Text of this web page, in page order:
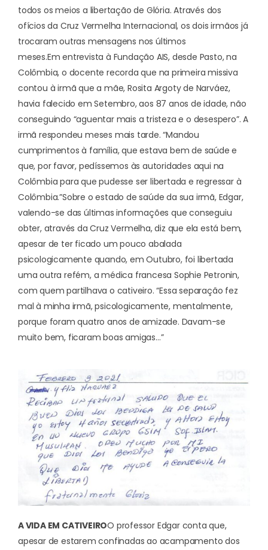
todos os meios a libertação de Glória. Através dos
ofícios da Cruz Vermelha Internacional, os dois irmãos já
trocaram outras mensagens nos últimos
meses.Em entrevista à Fundação AIS, desde Pasto, na
Colômbia, o docente recorda que na primeira missiva
contou à irmã que a mãe, Rosita Argoty de Narváez,
havia falecido em Setembro, aos 87 anos de idade, não
conseguindo “aguentar mais a tristeza e o desespero”. A
irmã respondeu meses mais tarde. “Mandou
cumprimentos à família, que estava bem de saúde e
que, por favor, pedíssemos às autoridades aqui na
Colômbia para que pudesse ser libertada e regressar à
Colômbia.”Sobre o estado de saúde da sua irmã, Edgar,
valendo-se das últimas informações que conseguiu
obter, através da Cruz Vermelha, diz que ela está bem,
apesar de ter ficado um pouco abalada
psicologicamente quando, em Outubro, foi libertada
uma outra refém, a médica francesa Sophie Petronin,
com quem partilhava o cativeiro. “Essa separação fez
mal à minha irmã, psicologicamente, mentalmente,
porque foram quatro anos de amizade. Davam-se
muito bem, ficaram boas amigas…”
A VIDA EM CATIVEIROO professor Edgar conta que,
apesar de estarem confinadas ao acampamento dos